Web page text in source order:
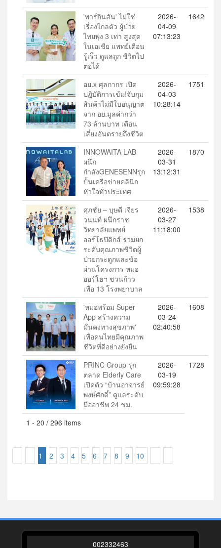
'พาร์กินสัน' ไม่ใช่
เรื่องไกลตัว ผู้ป่วย
ไทยพุ่ง 3 เท่า สูงสุด
ในเอเชีย แพทย์เตือน
รู้เร็ว ดูแลถูก ชีวิตไป
ต่อได้
2026-
04-09
07:13:23
1642
อย.x ศุลกากร เปิด
ปฏิบัติการเข้ม!จับกุม
สินค้าไม่มีใบอนุญาต
จาก อย.มูลค่ากว่า
73 ล้านบาท เตือน
เสี่ยงอันตรายถึงชีวิต
2026-
04-03
10:28:14
1751
INNOWAITA LAB
ผนึก
กำลังGENESENNรุก
ปั้นเครือข่ายคลินิก
หัวใจทั่วประเทศ
2026-
03-31
13:12:31
1870
ศุภชัย – บุษดี เจียร
วนนท์ ผนึกราช
วิทยาลัยแพทย์
ออร์โธปิดิกส์ ร่วมยก
ระดับคุณภาพชีวิตผู้
ป่วยกระดูกและข้อ
ผ่านโครงการ หมอ
ออร์โธฯ ชวนก้าว
เพื่อ 13 โรงพยาบาล
2026-
03-27
11:18:00
1538
'หมอพร้อม Super
App สร้างความ
มั่นคงทางสุขภาพ'
เพื่อคนไทยมีคุณภาพ
ชีวิตที่ดีอย่างยั่งยืน
2026-
03-24
02:40:58
1608
PRINC Group รุก
ตลาด Elderly Care
เปิดตัว “บ้านอาจารย์
พงษ์ศักดิ์” ดูแลระดับ
มืออาชีพ 24 ชม.
2026-
03-19
09:59:28
1728
1 - 20 / 296 items
1 2 3 4 5 6 7 8 9 10
002332463